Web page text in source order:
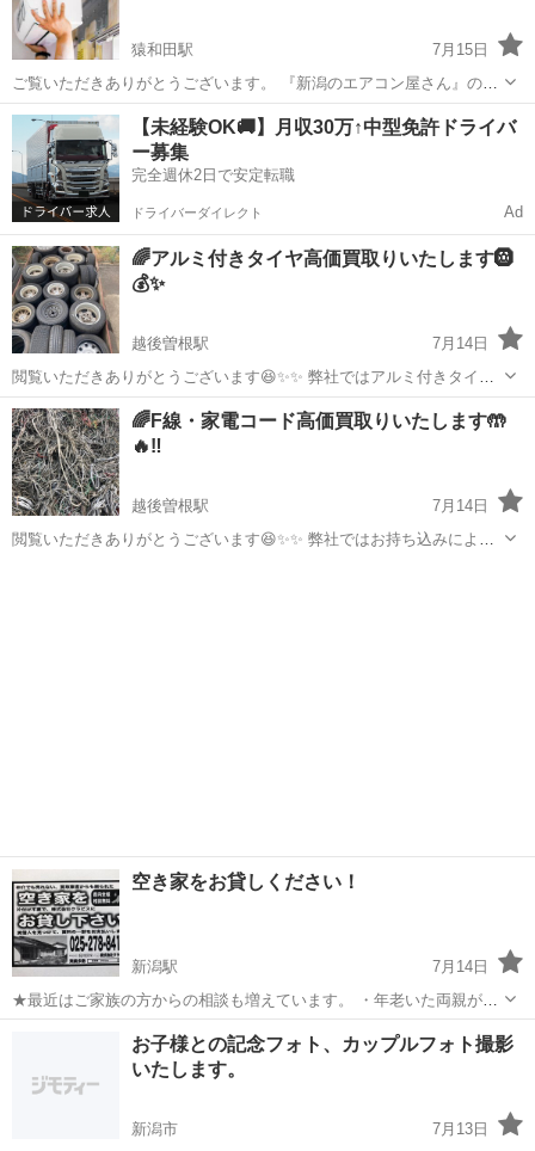
猿和田駅
7月15日
ご覧いただきありがとうございます。 『新潟のエアコン屋さん』の本
間と申します。 エアコンの取付、取外し、移設工事を行っておりま
す。 ◆料金目安(税込)◆ エアコン取付 １台 ¥19,800〜 エアコン
取外し １台 ...
新潟 五泉市 猿和田駅 その他 めだか
【未経験OK🚚】月収30万↑中型免許ドライバ
ー募集
完全週休2日で安定転職
ドライバーダイレクト Ad
🌈アルミ付きタイヤ高価買取りいたします🛞
💰✨
越後曽根駅
7月14日
閲覧いただきありがとうございます😆✨✨ 弊社ではアルミ付きタイヤ
の 高価買い取りをしております💪🔥💪 今年に入り一般の方からのアル
ミタイヤ お持ち込みが日々増えております🎉🎊 県内全域を買い取り対
象としておりますので大...
新潟 新潟市 越後曽根駅 その他 タイヤ
🌈F線・家電コード高価買取りいたします🤲
🔥‼️
越後曽根駅
7月14日
閲覧いただきありがとうございます😆✨✨ 弊社ではお持ち込みによる
空き家をお貸しください！
新潟駅
7月14日
★最近はご家族の方からの相談も増えています。 ・年老いた両親が持
っている空き家が心配… ・親がずっと施設に入っており残るであろう
新潟駅 その他 物件
お子様との記念フォト、カップルフォト撮影
いたします。
新潟市
7月13日